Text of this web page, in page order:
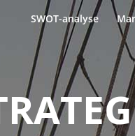
SWOT-analyse